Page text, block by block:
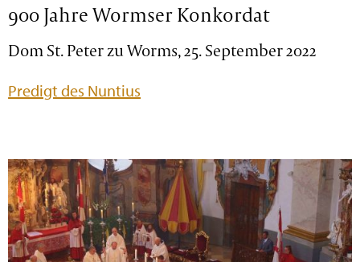
900 Jahre Wormser Konkordat
Dom St. Peter zu Worms, 25. September 2022
Predigt des Nuntius